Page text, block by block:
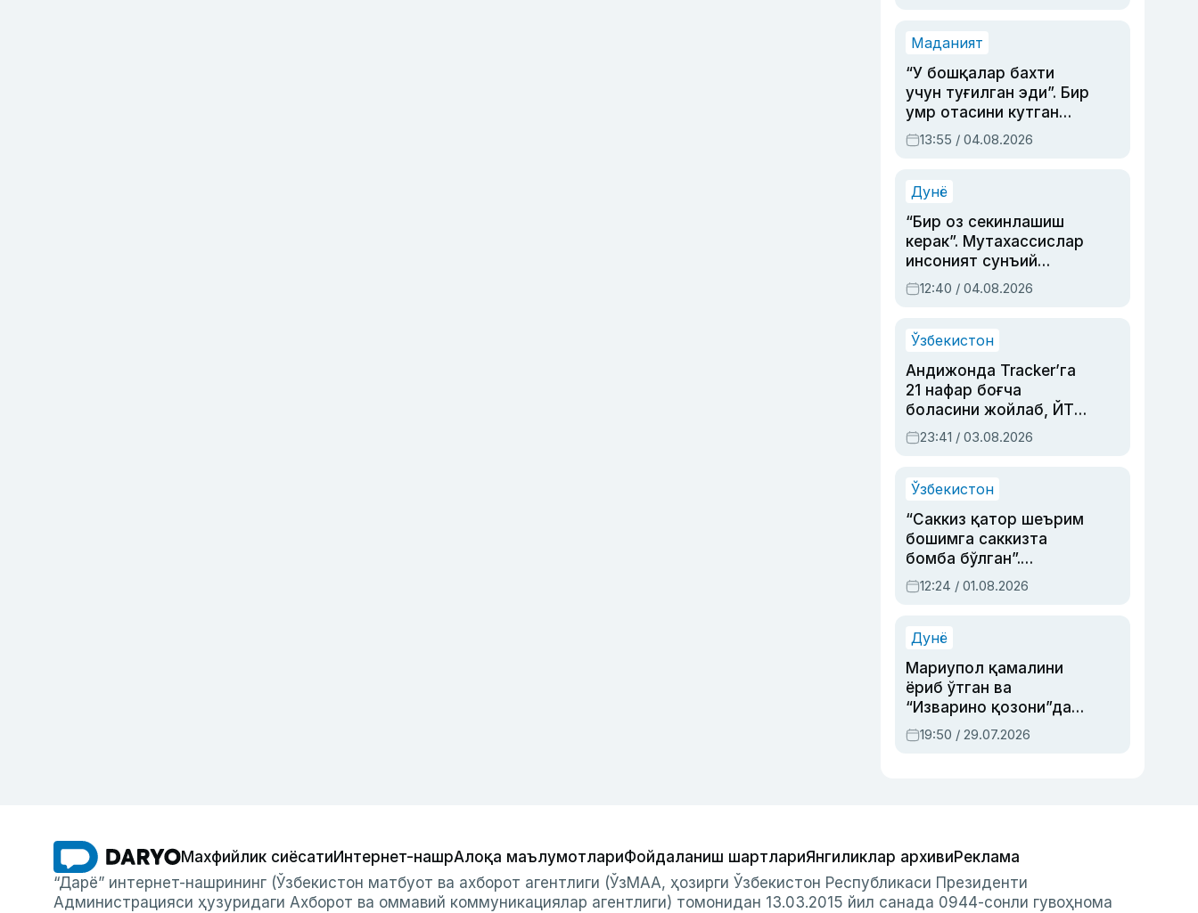
Маданият
“У бошқалар бахти
учун туғилган эди”. Бир
умр отасини кутган
актриса ва дубльяж
устаси Римма
синовларга тўла ҳаёти
13:55 / 04.08.2026
Дунё
“Бир оз секинлашиш
керак”. Мутахассислар
инсоният сунъий
интеллектни бошқара
олмай қолишидан
12:40 / 04.08.2026
Ўзбекистон
Андижонда Tracker’га
21 нафар боғча
боласини жойлаб, ЙТҲ
содир этган аёлга суд
ҳукми ўқилди
23:41 / 03.08.2026
Ўзбекистон
“Саккиз қатор шеърим
бошимга саккизта
бомба бўлган”.
Абдулла Ориповни
сиёсий айбловлардан
12:24 / 01.08.2026
Дунё
Мариупол қамалини
ёриб ўтган ва
“Изварино қозони”дан
чиққан қаҳрамон —
Украина армияси бош
19:50 / 29.07.2026
Махфийлик сиёсатиИнтернет-нашрАлоқа маълумотлариФойдаланиш шартлариЯнгиликлар архивиРеклама
“Дарё” интернет-нашрининг (Ўзбекистон матбуот ва ахборот агентлиги (ЎзМАА, ҳозирги Ўзбекистон Республикаси Президенти
Администрацияси ҳузуридаги Ахборот ва оммавий коммуникациялар агентлиги) томонидан 13.03.2015 йил санада 0944-сонли гувоҳнома